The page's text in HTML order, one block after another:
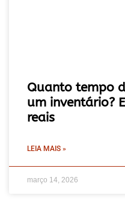
Quanto tempo
um inventário?
reais
LEIA MAIS »
março 14, 2026